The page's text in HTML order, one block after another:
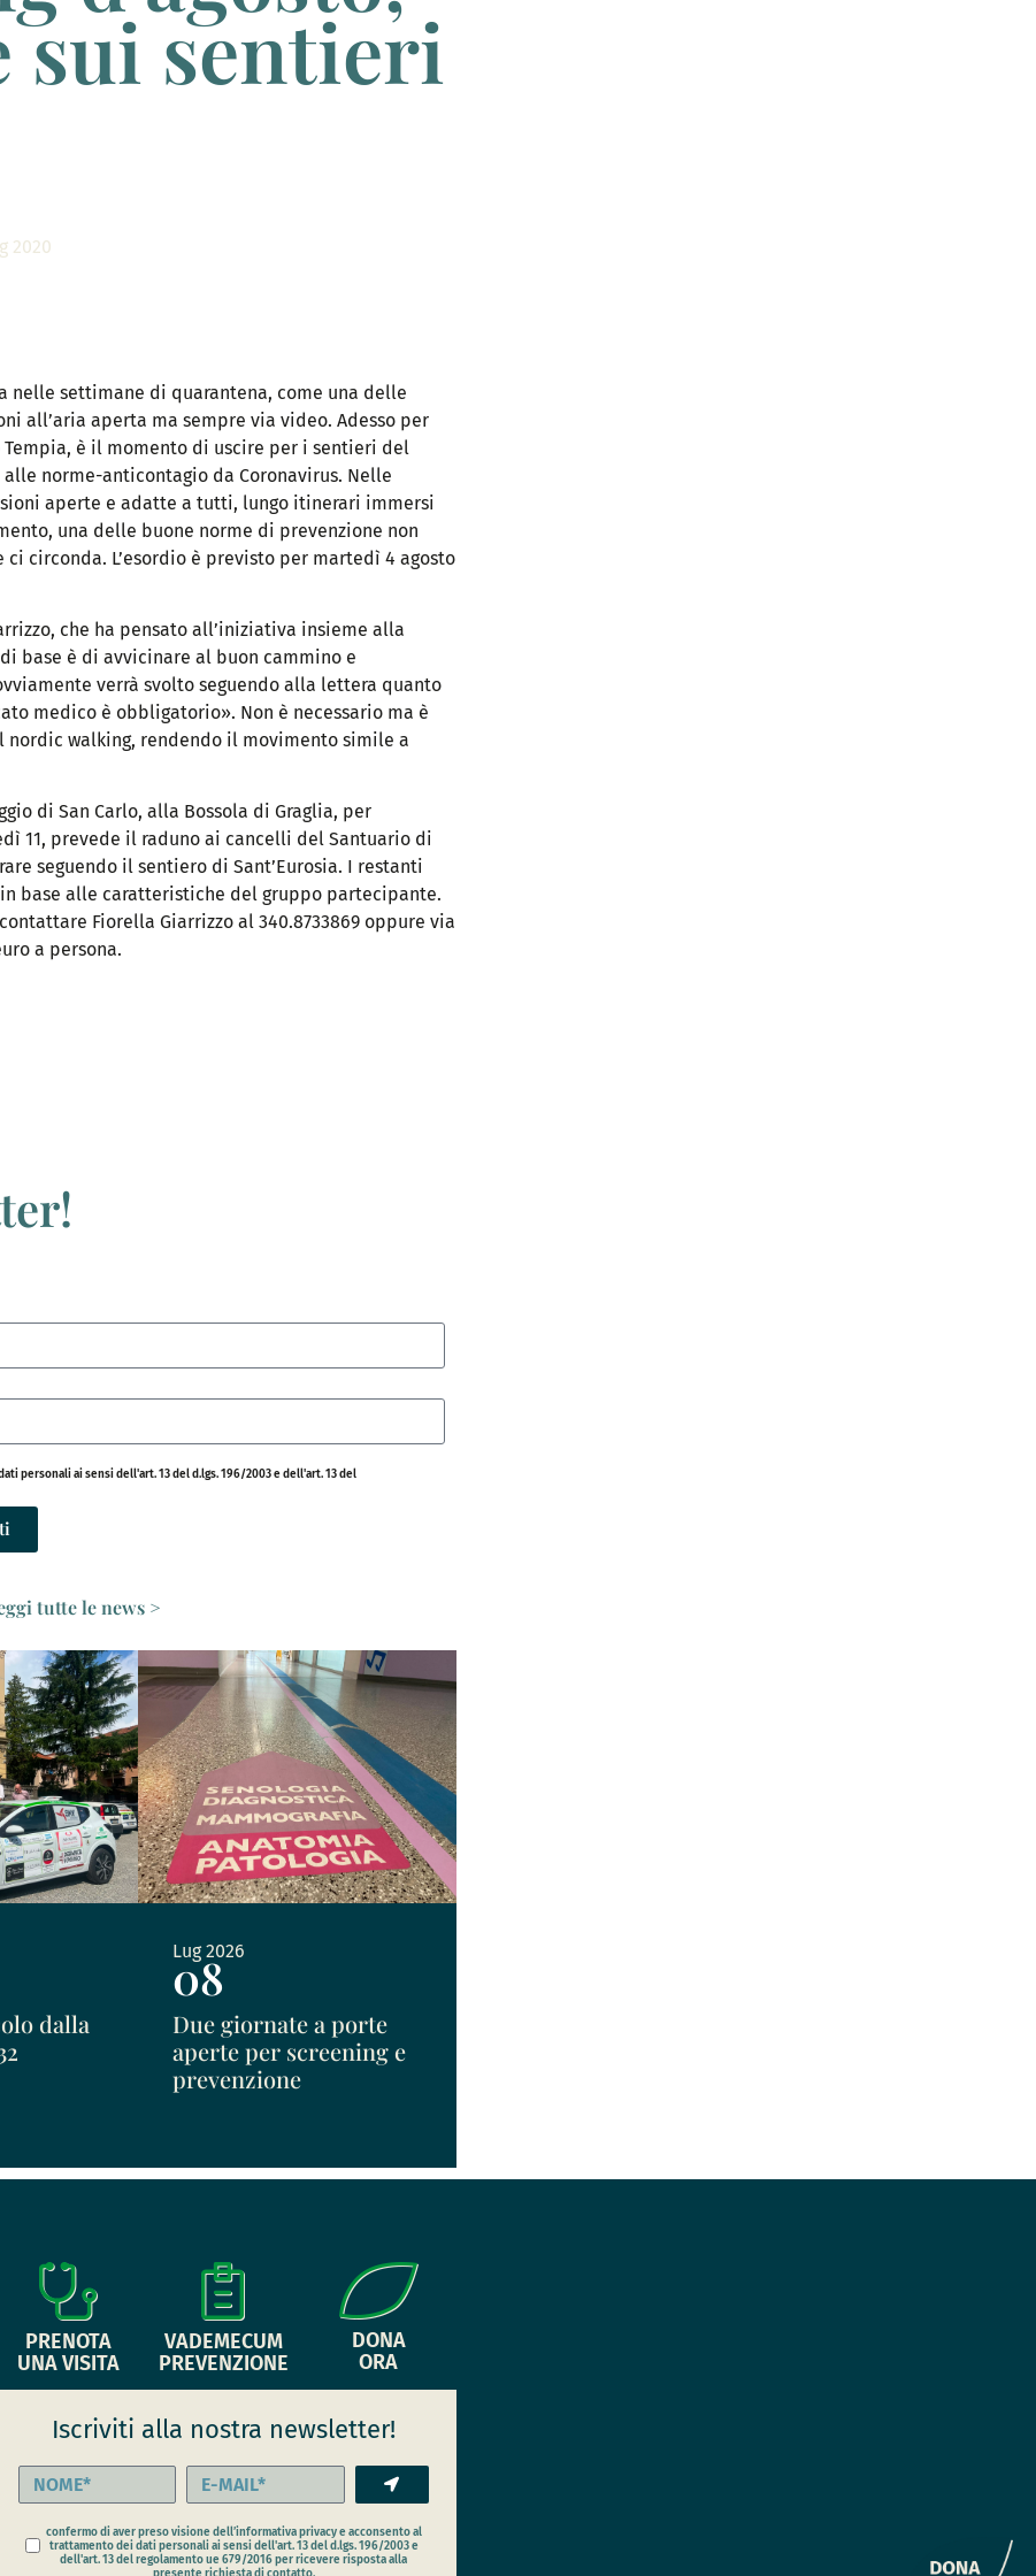
sui sentieri
2020
nelle settimane di quarantena, come una delle
all’aria aperta ma sempre via video. Adesso per
è il momento di uscire per i sentieri del
norme-anticontagio da Coronavirus. Nelle
aperte e adatte a tutti, lungo itinerari immersi
una delle buone norme di prevenzione non
circonda. L’esordio è previsto per martedì 4 agosto
che ha pensato all’iniziativa insieme alla
base è di avvicinare al buon cammino e
verrà svolto seguendo alla lettera quanto
medico è obbligatorio». Non è necessario ma è
nordic walking, rendendo il movimento simile a
di San Carlo, alla Bossola di Graglia, per
11, prevede il raduno ai cancelli del Santuario di
seguendo il sentiero di Sant’Eurosia. I restanti
base alle caratteristiche del gruppo partecipante.
Fiorella Giarrizzo al 340.8733869 oppure via
a persona.
personali ai sensi dell'art. 13 del d.lgs. 196/2003 e dell'art. 13 del
tutte le news >
dalla
Lug 2026
08
Due giornate a porte
aperte per screening e
prevenzione
PRENOTA
UNA VISITA
VADEMECUM
PREVENZIONE
DONA
ORA
Iscriviti alla nostra newsletter!
confermo di aver preso visione dell’informativa privacy e acconsento al
trattamento dei dati personali ai sensi dell'art. 13 del d.lgs. 196/2003 e
dell'art. 13 del regolamento ue 679/2016 per ricevere risposta alla